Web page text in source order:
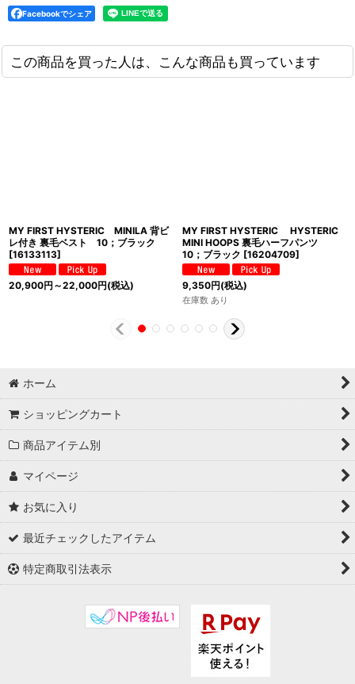
Facebookでシェア
この商品を買った人は、こんな商品も買っています
MY FIRST HYSTERIC MINILA 背ビ
レ付き 裏毛ベスト 10；ブラック
[16133113]
20,900円 ～22,000円(税込)
MY FIRST HYSTERIC HYSTERIC
MINI HOOPS 裏毛ハーフパンツ
10；ブラック [16204709]
9,350円(税込)
在庫数 あり
ホーム
ショッピングカート
商品アイテム別
マイページ
お気に入り
最近チェックしたアイテム
特定商取引法表示